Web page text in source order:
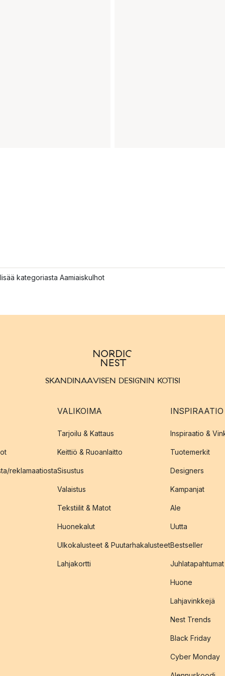
kategoriasta Aamiaiskulhot
SKANDINAAVISEN DESIGNIN KOTISI
reklamaatiosta
VALIKOIMA
Tarjoilu & Kattaus
Keittiö & Ruoanlaitto
Sisustus
Valaistus
Tekstiilit & Matot
Huonekalut
Ulkokalusteet & Puutarhakalusteet
Lahjakortti
INSPIRAATIO
Inspiraatio &
Tuotemerkit
Designers
Kampanjat
Ale
Uutta
Bestseller
Juhlatapahtumat
Huone
Lahjavinkkejä
Nest Trends
Black Friday
Cyber Monday